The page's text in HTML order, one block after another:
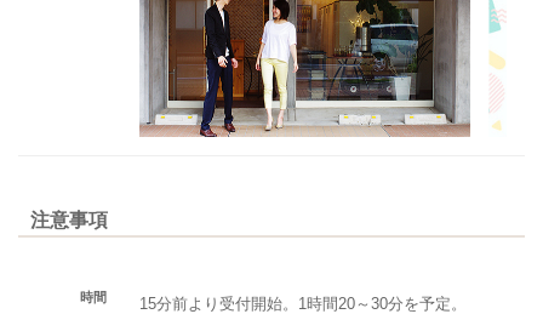
注意事項
時間
15分前より受付開始。1時間20～30分を予定。